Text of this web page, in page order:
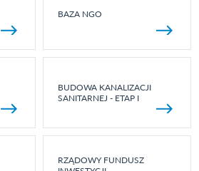
BAZA NGO
BUDOWA KANALIZACJI
SANITARNEJ - ETAP I
RZĄDOWY FUNDUSZ